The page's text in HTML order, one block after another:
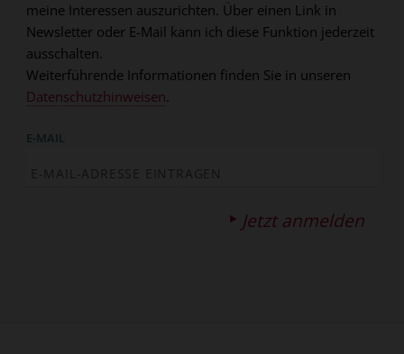
meine Interessen auszurichten. Über einen Link in
Newsletter oder E-Mail kann ich diese Funktion jederzeit
ausschalten.
Weiterführende Informationen finden Sie in unseren
Datenschutzhinweisen.
E-MAIL
Jetzt anmelden